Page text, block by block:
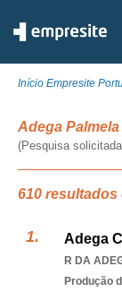
Início Empresite
Adega Palmela
(Pesquisa
610 resultados
Adega
R DA
Produção